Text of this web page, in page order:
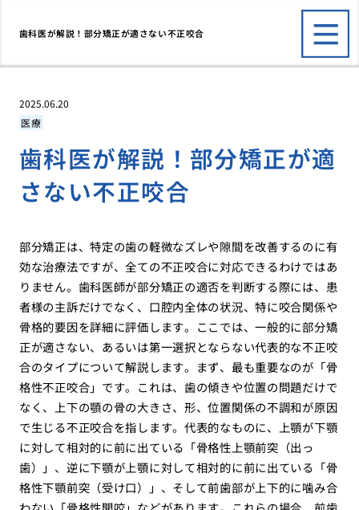
歯科医が解説！部分矯正が適さない不正咬合
2025.06.20
医療
歯科医が解説！部分矯正が適
さない不正咬合
部分矯正は、特定の歯の軽微なズレや隙間を改善するのに有
効な治療法ですが、全ての不正咬合に対応できるわけではあ
りません。歯科医師が部分矯正の適否を判断する際には、患
者様の主訴だけでなく、口腔内全体の状況、特に咬合関係や
骨格的要因を詳細に評価します。ここでは、一般的に部分矯
正が適さない、あるいは第一選択とならない代表的な不正咬
合のタイプについて解説します。まず、最も重要なのが「骨
格性不正咬合」です。これは、歯の傾きや位置の問題だけで
なく、上下の顎の骨の大きさ、形、位置関係の不調和が原因
で生じる不正咬合を指します。代表的なものに、上顎が下顎
に対して相対的に前に出ている「骨格性上顎前突（出っ
歯）」、逆に下顎が上顎に対して相対的に前に出ている「骨
格性下顎前突（受け口）」、そして前歯部が上下的に噛み合